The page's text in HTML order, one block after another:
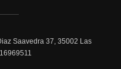
Saavedra 37, 35002 Las